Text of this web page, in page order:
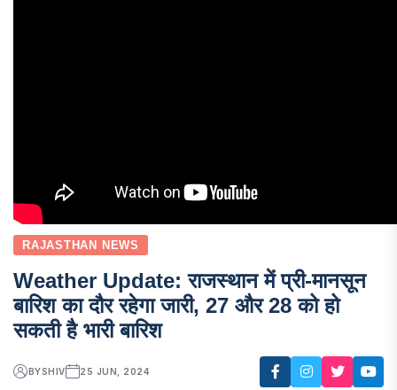
RAJASTHAN NEWS
Weather Update: राजस्थान में प्री-मानसून
बारिश का दौर रहेगा जारी, 27 और 28 को हो
सकती है भारी बारिश
BYSHIV 25 JUN, 2024